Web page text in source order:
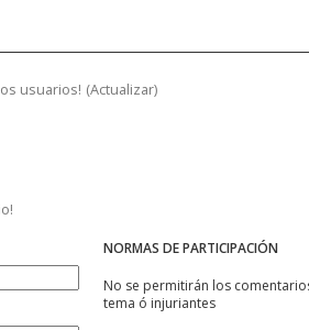
usuarios! (Actualizar)
NORMAS DE PARTICIPACIÓN
No se permitirán los
tema ó injuriantes